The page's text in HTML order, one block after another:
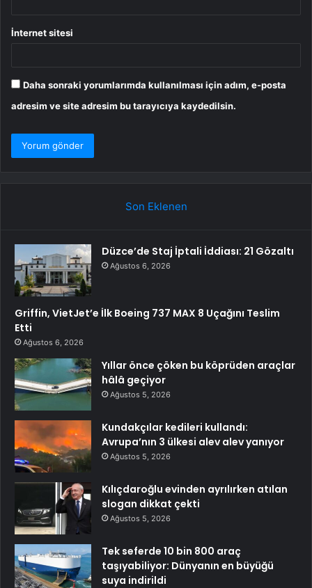
İnternet sitesi
Daha sonraki yorumlarımda kullanılması için adım, e-posta
adresim ve site adresim bu tarayıcıya kaydedilsin.
Son Eklenen
Düzce’de Staj İptali İddiası: 21 Gözaltı
Ağustos 6, 2026
Griffin, VietJet’e İlk Boeing 737 MAX 8 Uçağını Teslim
Etti
Ağustos 6, 2026
Yıllar önce çöken bu köprüden araçlar
hâlâ geçiyor
Ağustos 5, 2026
Kundakçılar kedileri kullandı:
Avrupa’nın 3 ülkesi alev alev yanıyor
Ağustos 5, 2026
Kılıçdaroğlu evinden ayrılırken atılan
slogan dikkat çekti
Ağustos 5, 2026
Tek seferde 10 bin 800 araç
taşıyabiliyor: Dünyanın en büyüğü
suya indirildi